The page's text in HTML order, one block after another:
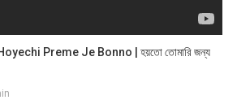
Preme Je Bonno | হয়তো তোমারি জন্য